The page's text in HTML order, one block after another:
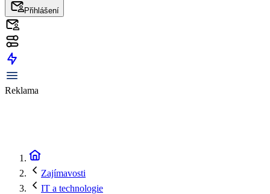
Přihlášení
Reklama
Zajímavosti
IT a technologie